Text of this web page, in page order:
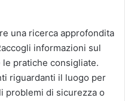
una ricerca approfondita
informazioni sul
pratiche consigliate.
riguardanti il luogo per
problemi di sicurezza o